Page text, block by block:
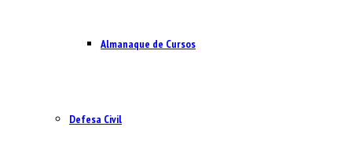
Almanaque de Cursos
Defesa Civil